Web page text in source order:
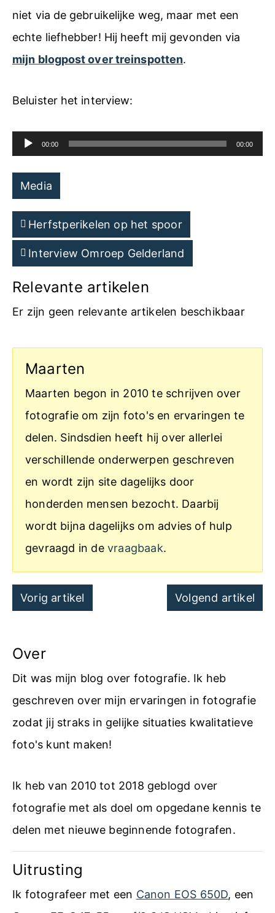
niet via de gebruikelijke weg, maar met een
echte liefhebber! Hij heeft mij gevonden via
mijn blogpost over treinspotten.
Beluister het interview:
a
y
00:00 00:00
Media
Herfstperikelen op het spoor
Interview Omroep Gelderland
Relevante artikelen
Er zijn geen relevante artikelen beschikbaar
Maarten
Maarten begon in 2010 te schrijven over
fotografie om zijn foto's en ervaringen te
delen. Sindsdien heeft hij over allerlei
verschillende onderwerpen geschreven
en wordt zijn site dagelijks door
honderden mensen bezocht. Daarbij
wordt bijna dagelijks om advies of hulp
gevraagd in de vraagbaak.
Post
navigation
Vorig artikel Volgend artikel
Over
Dit was mijn blog over fotografie. Ik heb
geschreven over mijn ervaringen in fotografie
zodat jij straks in gelijke situaties kwalitatieve
foto's kunt maken!
Ik heb van 2010 tot 2018 geblogd over
fotografie met als doel om opgedane kennis te
delen met nieuwe beginnende fotografen.
Uitrusting
Ik fotografeer met een Canon EOS 650D, een